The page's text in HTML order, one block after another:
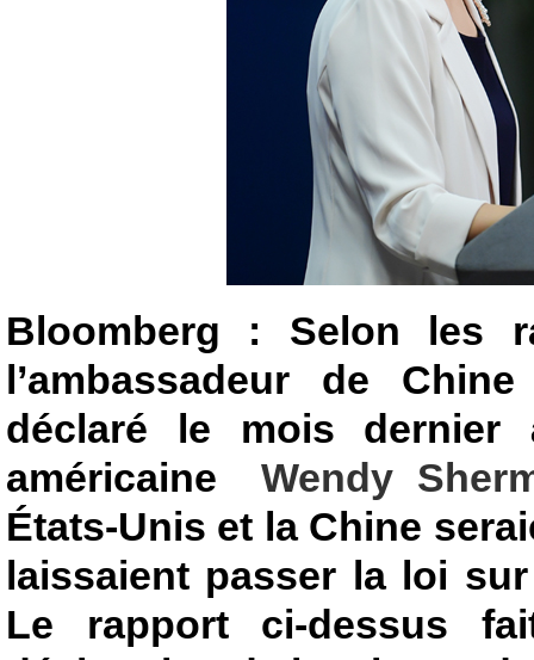
Bloomberg : Selon les
l’ambassadeur de
déclaré le mois dernier
américaine
Wendy
États-Unis et la Chine
laissaient passer la loi
Le rapport ci-dessus